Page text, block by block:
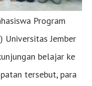
Program
Universitas Jember
belajar ke
tersebut, para